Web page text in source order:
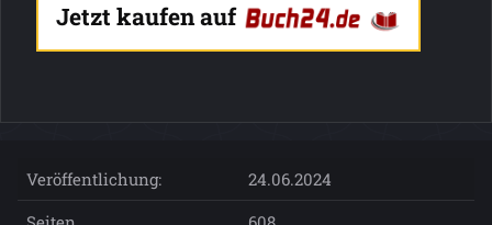
Jetzt kaufen auf
Veröffentlichung:
24.06.2024